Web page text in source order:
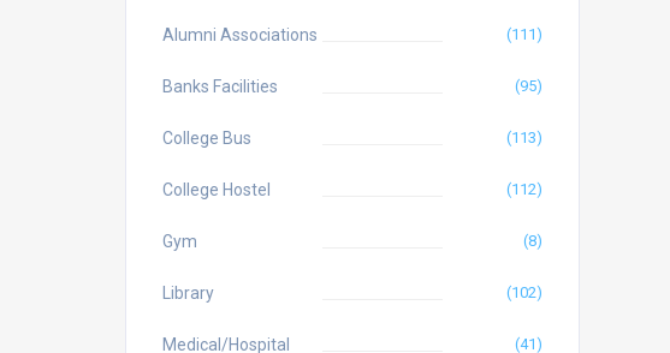
Alumni Associations (111)
Banks Facilities (95)
College Bus (113)
College Hostel (112)
Gym (8)
Library (102)
Medical/Hospital (41)